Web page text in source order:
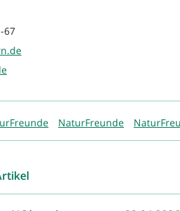
67
NaturFreunde